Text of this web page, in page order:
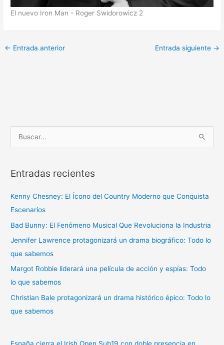
El nuevo Iron Man - Roger Swidorowicz 2
← Entrada anterior Entrada siguiente →
u
c
r
p
o
r
:
Entradas recientes
Kenny Chesney: El Ícono del Country Moderno que Conquista
Escenarios
Bad Bunny: El Fenómeno Musical Que Revoluciona la Industria
Jennifer Lawrence protagonizará un drama biográfico: Todo lo
que sabemos
Margot Robbie liderará una película de acción y espías: Todo
lo que sabemos
Christian Bale protagonizará un drama histórico épico: Todo lo
que sabemos